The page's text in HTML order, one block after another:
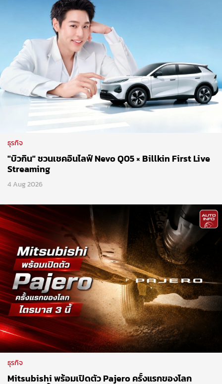
ธุรกิจ
"บิวกิน" ชวนเชคอินไลฟ์ Nevo Q05 × Billkin First Live
Streaming
4 Aug 2026
ธุรกิจ
Mitsubishi พร้อมเปิดตัว Pajero ครั้งแรกของโลก